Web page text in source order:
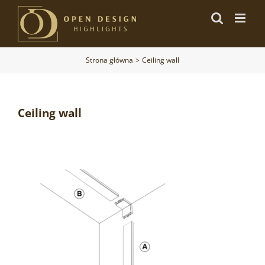
Przejdź
zawartości
Strona główna Ceiling wall
Ceiling wall